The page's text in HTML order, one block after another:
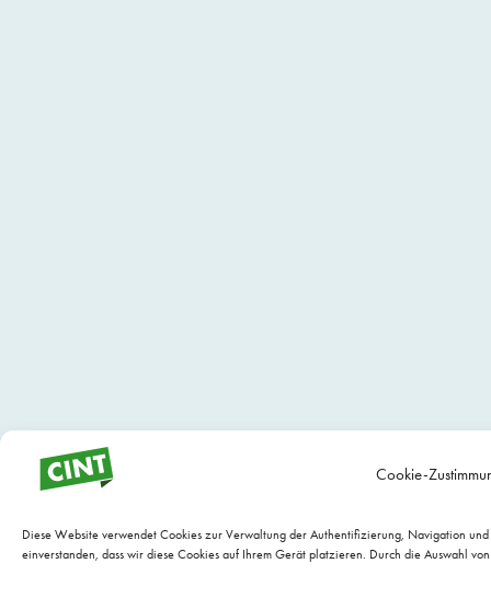
Cookie-
Diese Website verwendet Cookies zur Verwaltung der Authentifizierung, Navigation
einverstanden, dass wir diese Cookies auf Ihrem Gerät platzieren. Durch die Auswahl